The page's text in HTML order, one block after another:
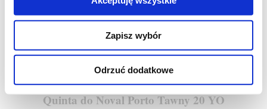
Zapisz wybór
Odrzuć dodatkowe
Quinta do Noval Porto Tawny 20 YO